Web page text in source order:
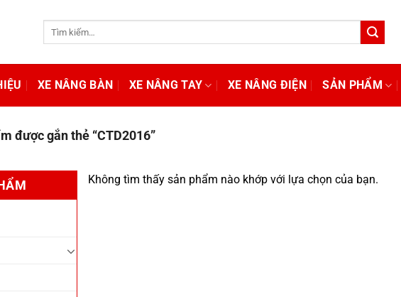
XE NÂNG BÀN XE NÂNG TAY XE NÂNG ĐIỆN SẢN PHẨM
được gắn thẻ “CTD2016”
Không tìm thấy sản phẩm nào khớp với lựa chọn của bạn.